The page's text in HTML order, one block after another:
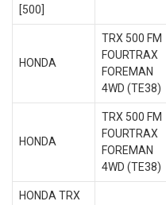
[500]
HONDA
TRX 500 FM
FOURTRAX
FOREMAN
4WD (TE38)
HONDA
TRX 500 FM
FOURTRAX
FOREMAN
4WD (TE38)
HONDA TRX